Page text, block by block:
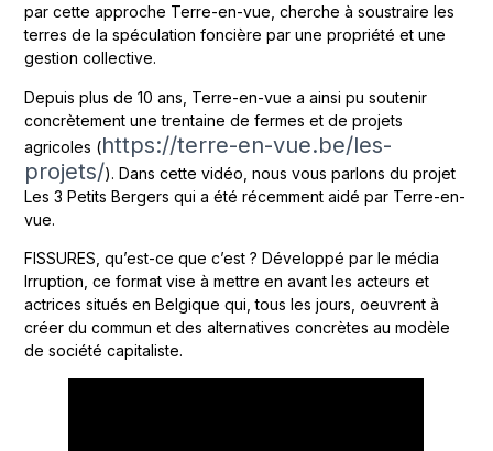
par cette approche Terre-en-vue, cherche à soustraire les
terres de la spéculation foncière par une propriété et une
gestion collective.
Depuis plus de 10 ans, Terre-en-vue a ainsi pu soutenir
concrètement une trentaine de fermes et de projets
agricoles (https://terre-en-vue.be/les-
projets/). Dans cette vidéo, nous vous parlons du projet
Les 3 Petits Bergers qui a été récemment aidé par Terre-en-
vue.
FISSURES, qu’est-ce que c’est ? Développé par le média
Irruption, ce format vise à mettre en avant les acteurs et
actrices situés en Belgique qui, tous les jours, oeuvrent à
créer du commun et des alternatives concrètes au modèle
de société capitaliste.